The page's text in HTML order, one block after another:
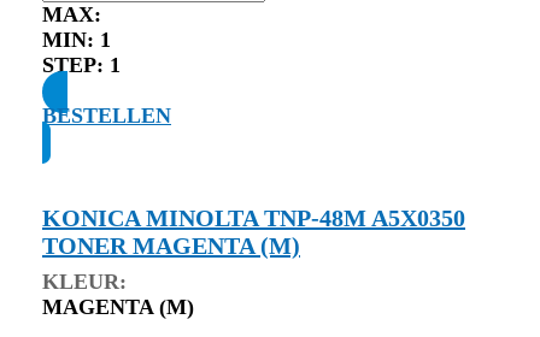
MAX:
MIN: 1
STEP: 1
BESTELLEN
KONICA MINOLTA TNP-48M A5X0350
TONER MAGENTA (M)
KLEUR:
MAGENTA (M)